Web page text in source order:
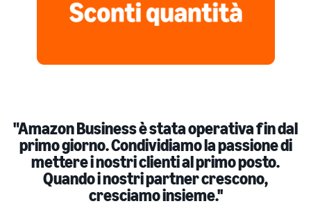
"Amazon Business è stata operativa fin dal
primo giorno. Condividiamo la passione di
mettere i nostri clienti al primo posto.
Quando i nostri partner crescono,
cresciamo insieme.''